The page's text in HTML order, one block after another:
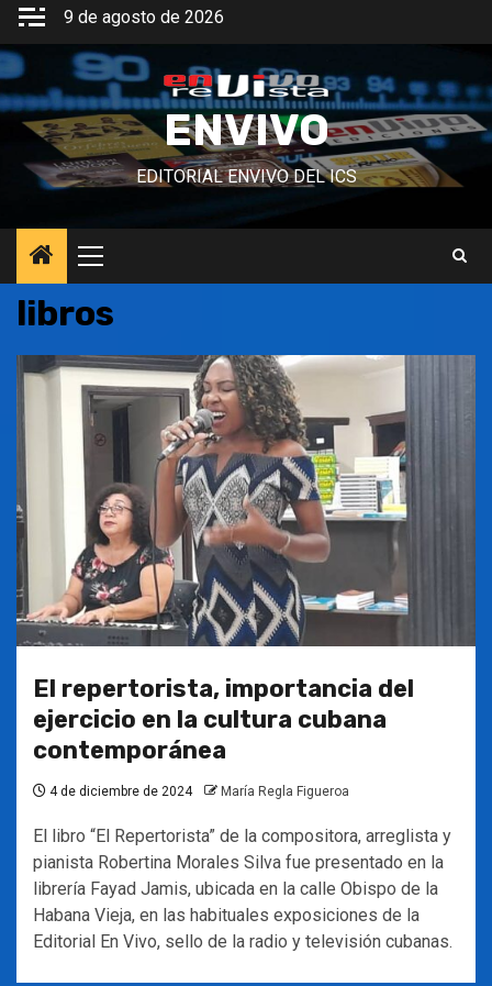
Saltar
contenido
9 de agosto de 2026
ENVIVO
EDITORIAL ENVIVO DEL ICS
Menú
principal
libros
El repertorista, importancia del
ejercicio en la cultura cubana
contemporánea
4 de diciembre de 2024 María Regla Figueroa
El libro “El Repertorista” de la compositora, arreglista y
pianista Robertina Morales Silva fue presentado en la
librería Fayad Jamis, ubicada en la calle Obispo de la
Habana Vieja, en las habituales exposiciones de la
Editorial En Vivo, sello de la radio y televisión cubanas.